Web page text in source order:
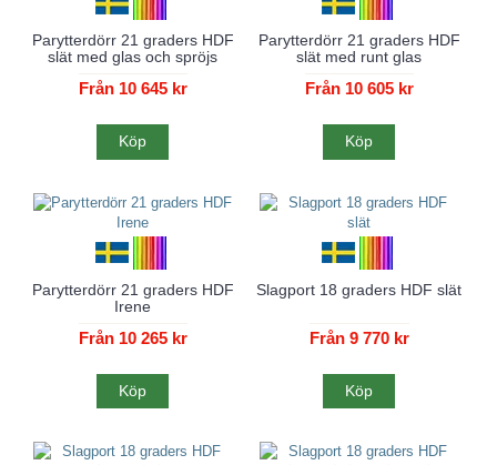
Parytterdörr 21 graders HDF
slät med glas och spröjs
Från 10 645 kr
Köp
Parytterdörr 21 graders HDF
slät med runt glas
Från 10 605 kr
Köp
Parytterdörr 21 graders HDF
Irene
Från 10 265 kr
Köp
Slagport 18 graders HDF slät
Från 9 770 kr
Köp